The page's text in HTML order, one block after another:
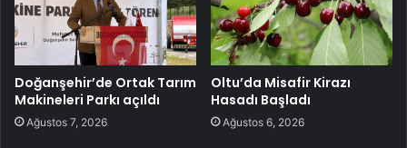
Doğanşehir’de Ortak Tarım
Makineleri Parkı açıldı
Ağustos 7, 2026
Oltu’da Misafir Kirazı
Hasadı Başladı
Ağustos 6, 2026